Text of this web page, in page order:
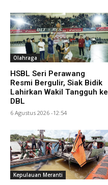
Olahraga
HSBL Seri Perawang
Resmi Bergulir, Siak Bidik
Lahirkan Wakil Tangguh ke
DBL
6 Agustus 2026 -12:54
Kepulauan Meranti